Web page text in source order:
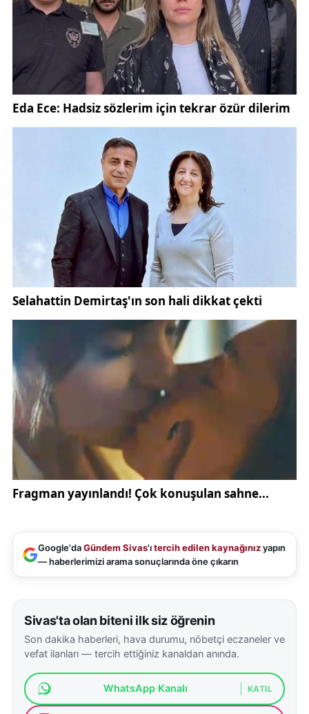
Google'daGündem Sivas'ıtercih edilen kaynağınızyapın
— haberlerimizi arama sonuçlarında öne çıkarın
Sivas'ta olan biteni ilk siz öğrenin
Son dakika haberleri, hava durumu, nöbetçi eczaneler ve
vefat ilanları — tercih ettiğiniz kanaldan anında.
WhatsApp Kanalı KATIL